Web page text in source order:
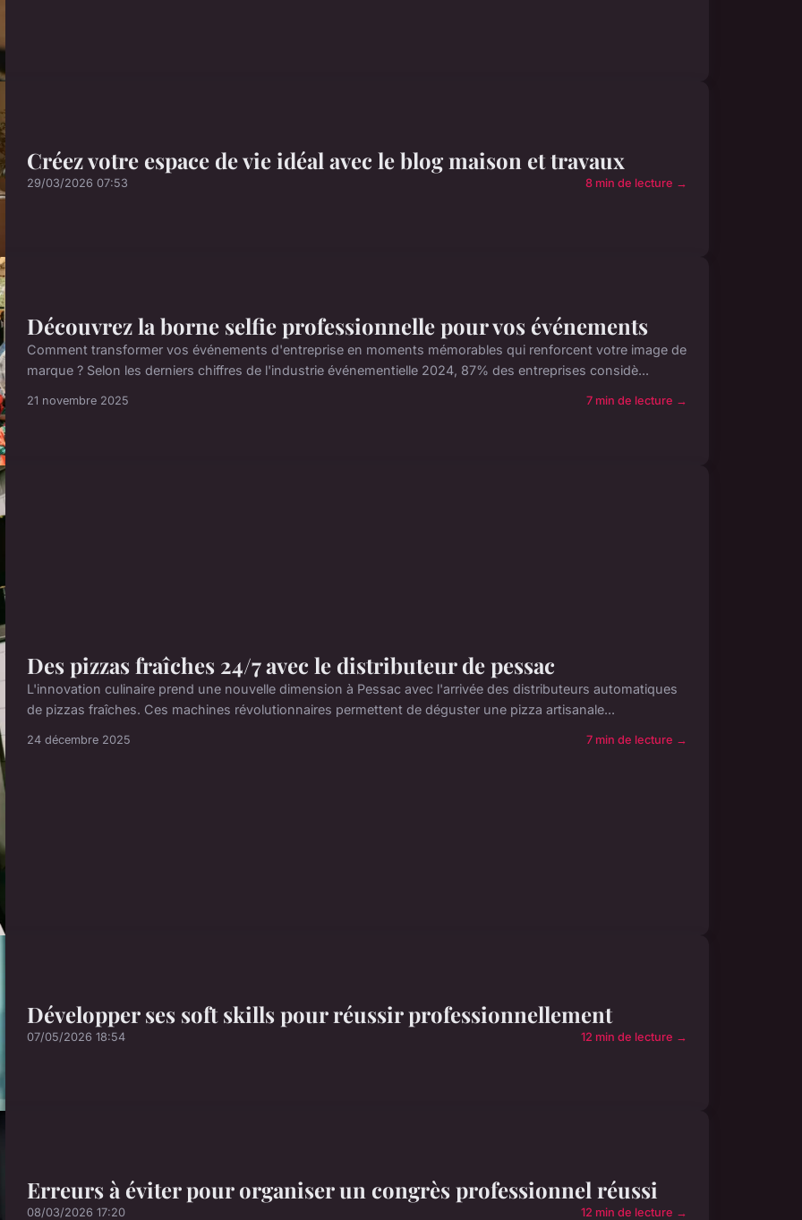
Créez votre espace de vie idéal avec le blog maison et travaux
29/03/2026 07:53 8 min de lecture →
Découvrez la borne selfie professionnelle pour vos événements
Comment transformer vos événements d'entreprise en moments mémorables qui renforcent votre image de
marque ? Selon les derniers chiffres de l'industrie événementielle 2024, 87% des entreprises considè...
21 novembre 2025 7 min de lecture →
Des pizzas fraîches 24/7 avec le distributeur de pessac
L'innovation culinaire prend une nouvelle dimension à Pessac avec l'arrivée des distributeurs automatiques
de pizzas fraîches. Ces machines révolutionnaires permettent de déguster une pizza artisanale...
24 décembre 2025 7 min de lecture →
Développer ses soft skills pour réussir professionnellement
07/05/2026 18:54 12 min de lecture →
Erreurs à éviter pour organiser un congrès professionnel réussi
08/03/2026 17:20 12 min de lecture →